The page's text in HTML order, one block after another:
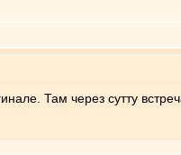
Там через сутту